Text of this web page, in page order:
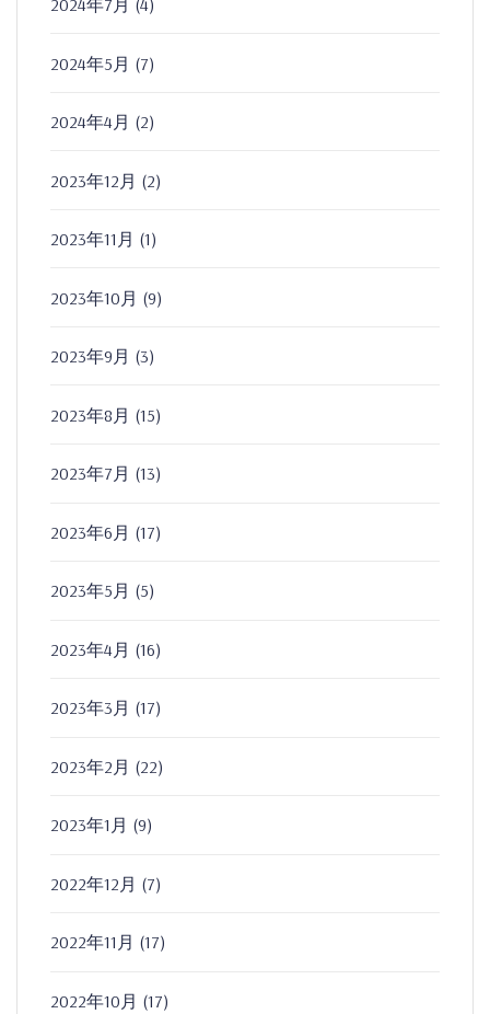
2024年5月 (7)
2024年4月 (2)
2023年12月 (2)
2023年11月 (1)
2023年10月 (9)
2023年9月 (3)
2023年8月 (15)
2023年7月 (13)
2023年6月 (17)
2023年5月 (5)
2023年4月 (16)
2023年3月 (17)
2023年2月 (22)
2023年1月 (9)
2022年12月 (7)
2022年11月 (17)
2022年10月 (17)